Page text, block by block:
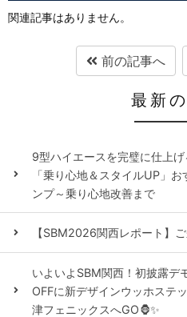
関連記事はありません。
前の記事へ
最新
9型ハイエースを完璧に仕上
「乗り心地＆スタイルUP」
ンプ～乗り心地改善まで
【SBM2026関西レポート】
いよいよSBM関西！初披露デ
OFFに新デザインウッホステ
津フェニックスへGO🦍✨